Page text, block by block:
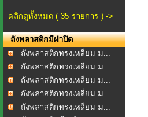
คลิกดูทั้งหมด ( 35 รายการ ) ->
ถังพลาสติกมีฝาปิด
ถังพลาสติกทรงเหลี่ยม ม...
ถังพลาสติกทรงเหลี่ยม ม...
ถังพลาสติกทรงเหลี่ยม ม...
ถังพลาสติกทรงเหลี่ยม ม...
ถังพลาสติกทรงเหลี่ยม ม...